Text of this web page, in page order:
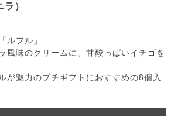
）
ルフル」
風味のクリームに、甘酸っぱいイチゴを
が魅力のプチギフトにおすすめの8個入